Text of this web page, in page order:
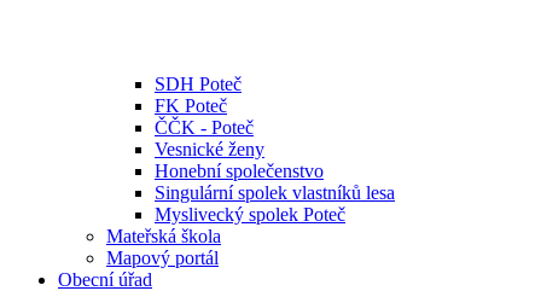
SDH Poteč
FK Poteč
ČČK - Poteč
Vesnické ženy
Honební společenstvo
Singulární spolek vlastníků lesa
Myslivecký spolek Poteč
Mateřská škola
Mapový portál
Obecní úřad